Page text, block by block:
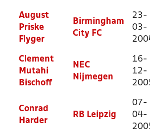
August
Priske
Flyger
Birmingham
City FC
23-
03-
Clement
Mutahi
Bischoff
NEC
Nijmegen
16-
12-
Conrad
Harder
RB Leipzig
07-
04-